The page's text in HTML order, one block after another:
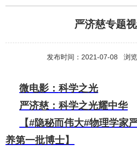
严济慈专题
发布时间：2021-07-08 浏览
微电影：科学之光
严济慈：科学之光耀中华
【#隐秘而伟大#物理学家
养第一批博士】